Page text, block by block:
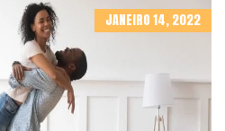
JANEIRO 14, 2022